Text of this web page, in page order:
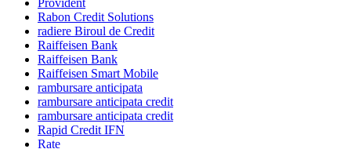
Rabon Credit Solutions
radiere Biroul de Credit
Raiffeisen Bank
Raiffeisen Bank
Raiffeisen Smart Mobile
rambursare anticipata
rambursare anticipata credit
rambursare anticipata credit
Rapid Credit IFN
Rate